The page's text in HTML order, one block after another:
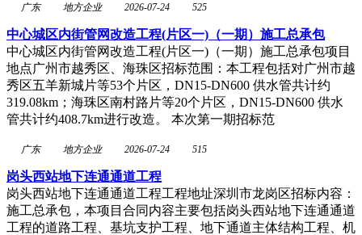
广东 地方企业 2026-07-24 525
中心城区内街管网改造工程(片区一)（一期）施工总承包
中心城区内街管网改造工程(片区一)（一期）施工总承包项目
地点广州市越秀区、海珠区招标范围：本工程包括对广州市越
秀区五羊新城片等53个片区，DN15-DN600 供水管共计约
319.08km；海珠区南村路片等20个片区，DN15-DN600 供水
管共计约408.7km进行改造。 本次第一期招标范
广东 地方企业 2026-07-24 515
岗头西站地下连通通道工程
岗头西站地下连通通道工程工程地址深圳市龙岗区招标内容：
施工总承包，本项目合同内容主要包括岗头西站地下连通通道
工程的道路工程、基坑支护工程、地下通道主体结构工程、机